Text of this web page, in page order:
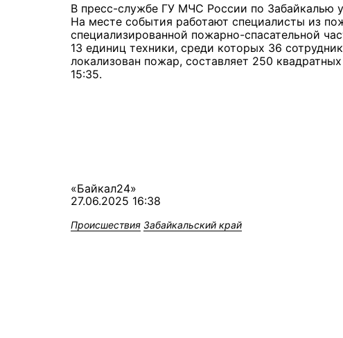
В пресс-службе ГУ МЧС России по Забайкалью
На месте события работают специалисты из
специализированной пожарно-спасательной
13 единиц техники, среди которых 36
локализован пожар, составляет 250
15:35.
«Байкал24»
27.06.2025 16:38
Происшествия Забайкальский край